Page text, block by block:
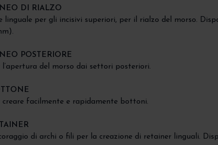
DI RIALZO
linguale per gli incisivi superiori, per il rialzo del morso.
POSTERIORE
l’apertura del morso dai settori posteriori.
creare facilmente e rapidamente bottoni.
di archi o fili per la creazione di retainer linguali.